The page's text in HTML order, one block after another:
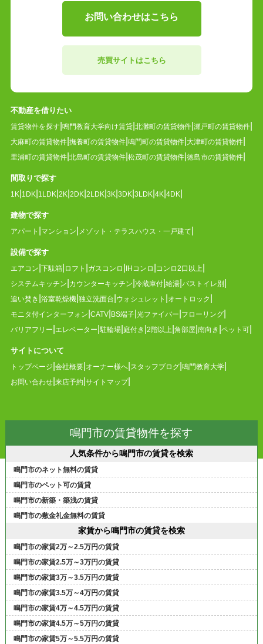
お問い合わせはこちら
売買サイトはこちら
不動産を借りたい
賃貸物件を探す 鳴門教育大学向け賃貸 北灘町の賃貸物件 瀬戸町の賃貸物件
大麻町の賃貸物件 撫養町の賃貸物件 鳴門町の賃貸物件 大津町の賃貸物件
里浦町の賃貸物件 北島町の賃貸物件 松茂町の賃貸物件 徳島市の賃貸物件
間取りで探す
1K 1DK 1LDK 2K 2DK 2LDK 3K 3DK 3LDK 4K 4DK
建物で探す
アパート マンション メゾット・テラスハウス・一戸建て
設備で探す
エアコン 下駄箱 ロフト ガスコンロ IHコンロ コンロ2口以上
システムキッチン カウンターキッチン 冷蔵庫付 給湯 バストイレ別
追い焚き 浴室乾燥機 独立洗面台 ウォシュレット オートロック
モニタ付インターフォン CATV BS端子 光ファイバー フローリング
バリアフリー エレベーター 駐輪場 庭付き 2階以上 角部屋 南向き ペット可
サイトについて
トップページ 会社概要 オーナー様へ スタッフブログ 鳴門教育大学
お問い合わせ 来店予約 サイトマップ
鳴門市の賃貸物件を探す
人気条件から鳴門市の賃貸を検索
鳴門市のネット無料の賃貸
鳴門市のペット可の賃貸
鳴門市の新築・築浅の賃貸
鳴門市の敷金礼金無料の賃貸
家賃から鳴門市の賃貸を検索
鳴門市の家賃2万～2.5万円の賃貸
鳴門市の家賃2.5万～3万円の賃貸
鳴門市の家賃3万～3.5万円の賃貸
鳴門市の家賃3.5万～4万円の賃貸
鳴門市の家賃4万～4.5万円の賃貸
鳴門市の家賃4.5万～5万円の賃貸
鳴門市の家賃5万～5.5万円の賃貸